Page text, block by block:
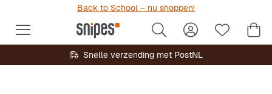
Back to School – nu shoppen!
Snelle verzending met PostNL